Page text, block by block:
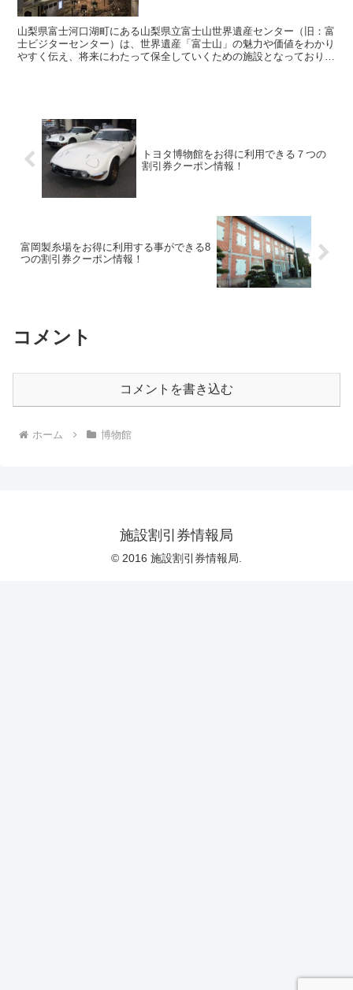
山梨県富士河口湖町にある山梨県立富士山世界遺産センター（旧：富
士ビジターセンター）は、世界遺産「富士山」の魅力や価値をわかり
やすく伝え、将来にわたって保全していくための施設となっており、
トヨタ博物館をお得に利用できる７つの
割引券クーポン情報！
富岡製糸場をお得に利用する事ができる8
つの割引券クーポン情報！
コメント
コメントを書き込む
ホーム 博物館
施設割引券情報局
© 2016 施設割引券情報局.